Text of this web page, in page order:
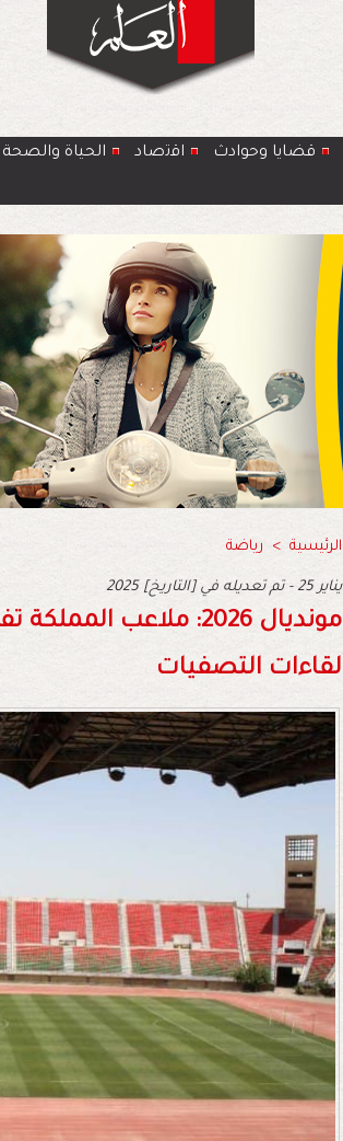
قضايا وحوادث اﻗﺗﺻﺎد الحياة والصحة
الرئيسية > رياضة
2025 يناير 25 - تم تعديله في [التاريخ]
مونديال 2026: ملاعب
لقاءات التصفيات